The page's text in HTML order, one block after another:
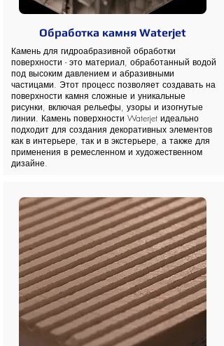
Обработка камня Waterjet
Камень для гидроабразивной обработки
поверхности - это материал, обработанный водой
под высоким давлением и абразивными
частицами. Этот процесс позволяет создавать на
поверхности камня сложные и уникальные
рисунки, включая рельефы, узоры и изогнутые
линии. Камень поверхности Waterjet идеально
подходит для создания декоративных элементов
как в интерьере, так и в экстерьере, а также для
применения в ремесленном и художественном
дизайне.